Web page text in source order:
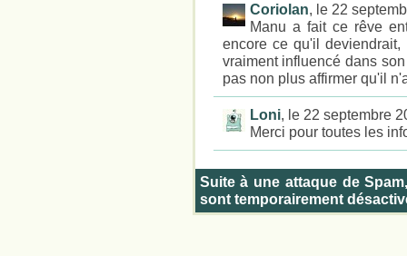
Coriolan, le 22
Manu a fait ce rêve
encore ce qu'il
vraiment influencé dans
pas non plus affirmer qu'il
Loni, le 22 septembre
Merci pour toutes les
Suite à une attaque de
sont temporairement